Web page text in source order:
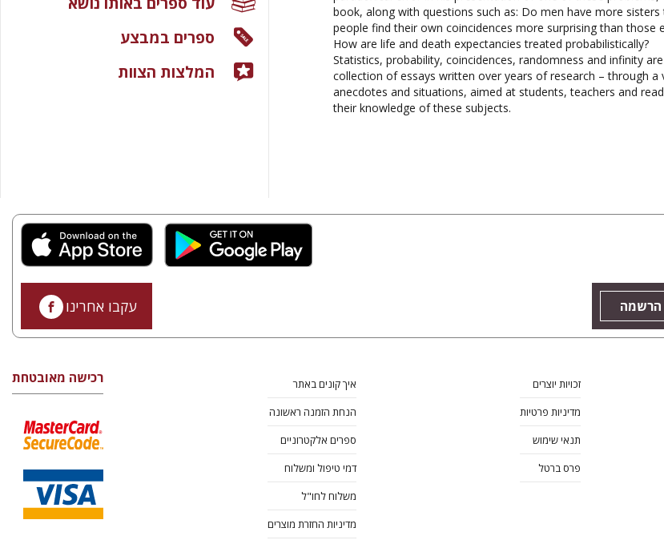
book, along with questions such as: Do men have more
people find their own coincidences more surprising than those
How are life and death expectancies treated probabilistically?
Statistics, probability, coincidences, randomness and infinity
collection of essays written over years of research – through a
anecdotes and situations, aimed at students, teachers and
their knowledge of these subjects.
ספרים במבצע
המלצות הצוות
הרשמה עקבו אחרינו
זכויות יוצרים
מדיניות פרטיות
תנאי שימוש
פרס ברטל
איך קונים באתר
הנחת הזמנה ראשונה
ספרים אלקטרוניים
דמי טיפול ומשלוח
משלוח לחו"ל
מדיניות החזרת מוצרים
רכישה מאובטחת